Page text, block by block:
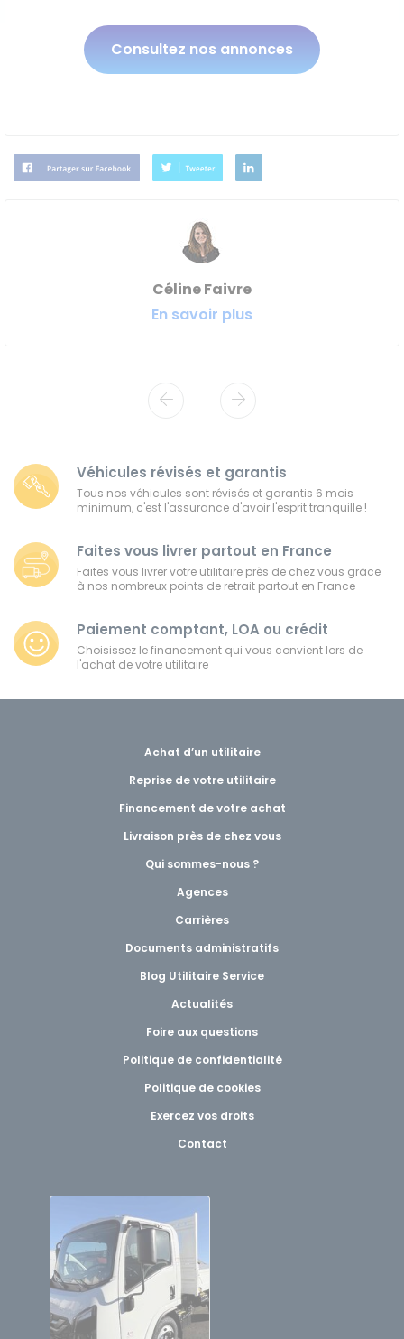
Consultez nos annonces
Céline Faivre
En savoir plus
Véhicules révisés et garantis
Tous nos véhicules sont révisés et garantis 6 mois
minimum, c'est l'assurance d'avoir l'esprit tranquille !
Faites vous livrer partout en France
Faites vous livrer votre utilitaire près de chez vous grâce
à nos nombreux points de retrait partout en France
Paiement comptant, LOA ou crédit
Choisissez le financement qui vous convient lors de
l'achat de votre utilitaire
Achat d’un utilitaire
Reprise de votre utilitaire
Financement de votre achat
Livraison près de chez vous
Qui sommes-nous ?
Agences
Carrières
Documents administratifs
Blog Utilitaire Service
Actualités
Foire aux questions
Politique de confidentialité
Politique de cookies
Exercez vos droits
Contact